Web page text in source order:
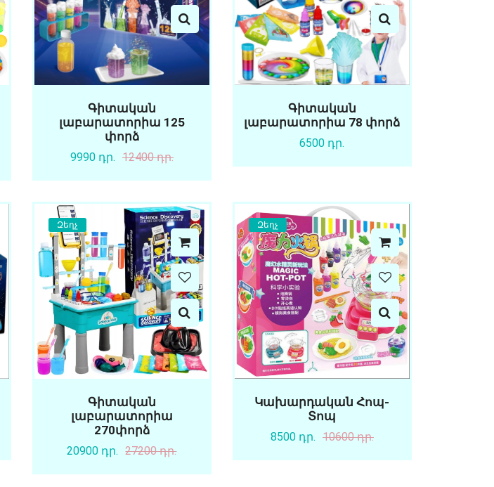
Գիտական
լաբարատորիա 125
փորձ
9990 դր. 12400 դր.
Գիտական
լաբարատորիա 78 փորձ
6500 դր.
Զեղչ
Գիտական
լաբարատորիա
270փորձ
20900 դր. 27200 դր.
Զեղչ
Կախարդական Հոպ-
Տոպ
8500 դր. 10600 դր.